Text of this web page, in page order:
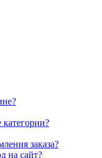
заказа?
на сайт?